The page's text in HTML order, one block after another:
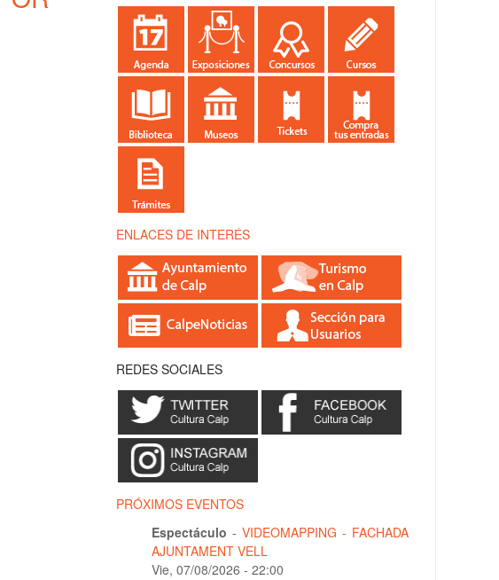
ENLACES DE INTERÉS
REDES SOCIALES
PRÓXIMOS EVENTOS
Espectáculo - VIDEOMAPPING - FACHADA
AJUNTAMENT VELL
Vie, 07/08/2026 - 22:00